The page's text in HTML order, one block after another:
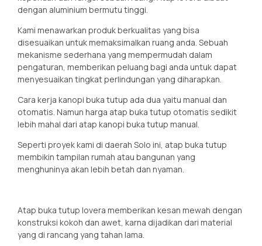
dengan aluminium bermutu tinggi.
Kami menawarkan produk berkualitas yang bisa
disesuaikan untuk memaksimalkan ruang anda. Sebuah
mekanisme sederhana yang mempermudah dalam
pengaturan, memberikan peluang bagi anda untuk dapat
menyesuaikan tingkat perlindungan yang diharapkan.
Cara kerja kanopi buka tutup ada dua yaitu manual dan
otomatis. Namun harga atap buka tutup otomatis sedikit
lebih mahal dari atap kanopi buka tutup manual.
Seperti proyek kami di daerah Solo ini, atap buka tutup
membikin tampilan rumah atau bangunan yang
menghuninya akan lebih betah dan nyaman.
Atap buka tutup lovera memberikan kesan mewah dengan
konstruksi kokoh dan awet, karna dijadikan dari material
yang di rancang yang tahan lama.